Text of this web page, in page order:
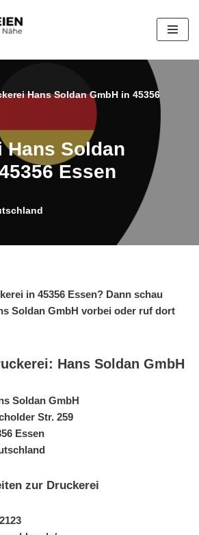
Hans Soldan GmbH in 45356
Hans Soldan
Essen
in 45356 Essen? Dann schau
Soldan GmbH vorbei oder ruf dort
Hans Soldan GmbH
Soldan GmbH
Str. 259
Essen
zur Druckerei